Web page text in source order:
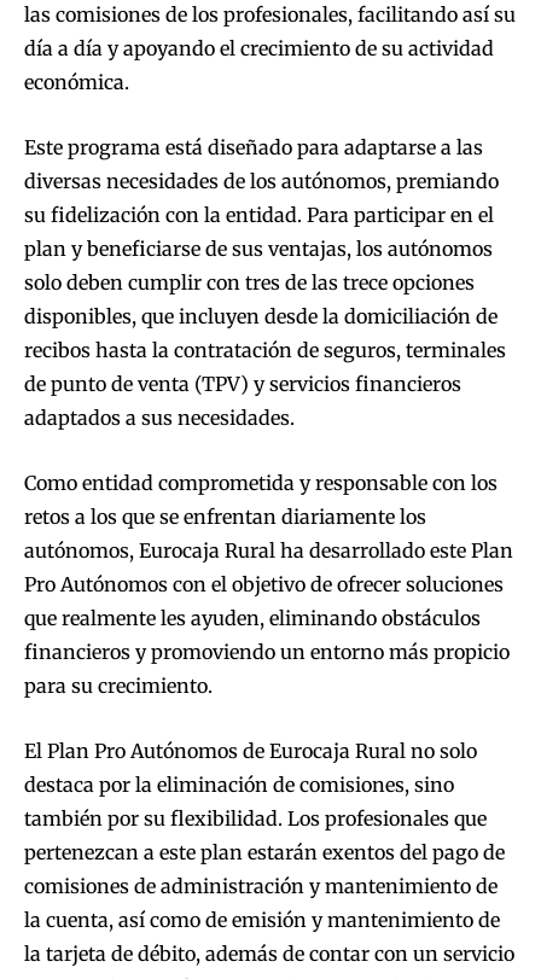
las comisiones de los profesionales, facilitando así su
día a día y apoyando el crecimiento de su actividad
económica.
Este programa está diseñado para adaptarse a las
diversas necesidades de los autónomos, premiando
su fidelización con la entidad. Para participar en el
plan y beneficiarse de sus ventajas, los autónomos
solo deben cumplir con tres de las trece opciones
disponibles, que incluyen desde la domiciliación de
recibos hasta la contratación de seguros, terminales
de punto de venta (TPV) y servicios financieros
adaptados a sus necesidades.
Como entidad comprometida y responsable con los
retos a los que se enfrentan diariamente los
autónomos, Eurocaja Rural ha desarrollado este Plan
Pro Autónomos con el objetivo de ofrecer soluciones
que realmente les ayuden, eliminando obstáculos
financieros y promoviendo un entorno más propicio
para su crecimiento.
El Plan Pro Autónomos de Eurocaja Rural no solo
destaca por la eliminación de comisiones, sino
también por su flexibilidad. Los profesionales que
pertenezcan a este plan estarán exentos del pago de
comisiones de administración y mantenimiento de
la cuenta, así como de emisión y mantenimiento de
la tarjeta de débito, además de contar con un servicio